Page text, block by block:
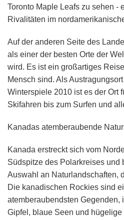
Toronto Maple Leafs zu sehen -
Rivalitäten im
Auf der anderen Seite des
als einer der besten Orte der
wird. Es ist ein großartiges
Mensch sind. Als
Winterspiele 2010 ist es der Ort
Skifahren bis zum Surfen und
Kanadas atemberaubende
Kanada erstreckt sich vom
Südspitze des Polarkreises und
Auswahl an Naturlandschaften,
Die kanadischen Rockies sind
atemberaubendsten Gegenden,
Gipfel, blaue Seen und